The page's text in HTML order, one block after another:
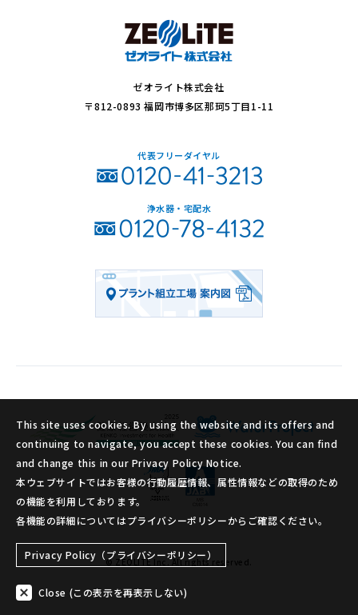
ゼオライト株式会社
〒812-0893 福岡市博多区那珂5丁目1-11
代表フリーダイヤル
浄水器・宅配水
© ZEOLITE Inc. All rights reserved.
This site uses cookies. By using the website and its offers and
continuing to navigate, you accept these cookies. You can find
and change this in our Privacy Policy Notice.
本ウェブサイトではお客様の行動履歴情報、属性情報などの取得のため
の機能を利用しております。
各機能の詳細についてはプライバシーポリシーからご確認ください。
Privacy Policy（プライバシーポリシー）
Close (この表示を再表示しない)